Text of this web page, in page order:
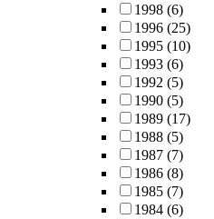
1998 (6)
1996 (25)
1995 (10)
1993 (6)
1992 (5)
1990 (5)
1989 (17)
1988 (5)
1987 (7)
1986 (8)
1985 (7)
1984 (6)